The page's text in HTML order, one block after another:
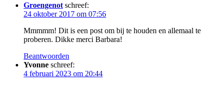
Groengenot schreef:
24 oktober 2017 om 07:56
Mmmmm! Dit is een post om bij te houden en allemaal te
proberen. Dikke merci Barbara!
Beantwoorden
Yvonne schreef:
4 februari 2023 om 20:44